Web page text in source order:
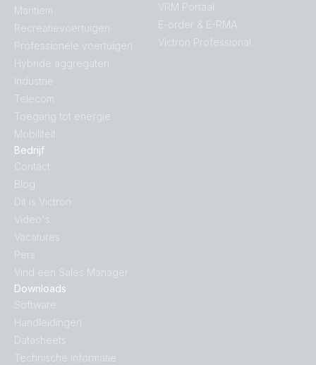
Downloads
Software
Handleidingen
Datasheets
Technische informatie
Maritiem
Recreatievoertuigen
Professionele voertuigen
Hybride aggregaten
Industrie
Telecom
Toegang tot energie
Mobiliteit
Bedrijf
Contact
Blog
Dit is Victron
Video's
Vacatures
Pers
Vind een Sales Manager
VRM Portaal
E-order & E-RMA
Victron Professional